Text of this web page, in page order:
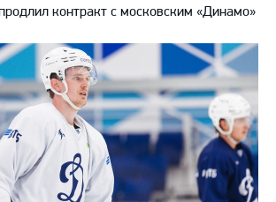
контракт с московским «Динамо»